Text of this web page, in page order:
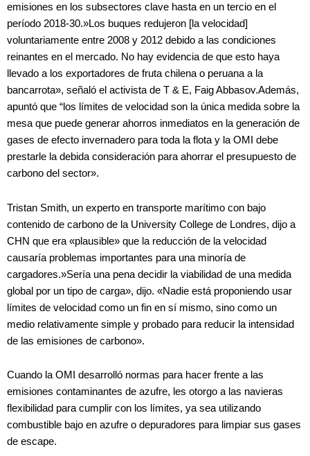
emisiones en los subsectores clave hasta en un tercio en el
período 2018-30.»Los buques redujeron [la velocidad]
voluntariamente entre 2008 y 2012 debido a las condiciones
reinantes en el mercado. No hay evidencia de que esto haya
llevado a los exportadores de fruta chilena o peruana a la
bancarrota», señaló el activista de T & E, Faig Abbasov.Además,
apuntó que “los límites de velocidad son la única medida sobre la
mesa que puede generar ahorros inmediatos en la generación de
gases de efecto invernadero para toda la flota y la OMI debe
prestarle la debida consideración para ahorrar el presupuesto de
carbono del sector».
Tristan Smith, un experto en transporte marítimo con bajo
contenido de carbono de la University College de Londres, dijo a
CHN que era «plausible» que la reducción de la velocidad
causaría problemas importantes para una minoría de
cargadores.»Sería una pena decidir la viabilidad de una medida
global por un tipo de carga», dijo. «Nadie está proponiendo usar
límites de velocidad como un fin en sí mismo, sino como un
medio relativamente simple y probado para reducir la intensidad
de las emisiones de carbono».
Cuando la OMI desarrolló normas para hacer frente a las
emisiones contaminantes de azufre, les otorgo a las navieras
flexibilidad para cumplir con los límites, ya sea utilizando
combustible bajo en azufre o depuradores para limpiar sus gases
de escape.